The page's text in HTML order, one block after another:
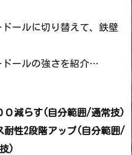
ールに切り替えて、鉄壁
ドールの強さを紹介…
０減らす(自分範囲/通常技)
性2段階アップ(自分範囲/
)